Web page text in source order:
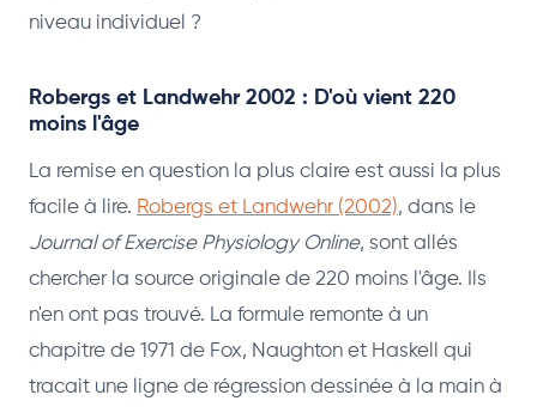
niveau individuel ?
Robergs et Landwehr 2002 : D'où vient 220
moins l'âge
La remise en question la plus claire est aussi la plus
facile à lire. Robergs et Landwehr (2002), dans le
Journal of Exercise Physiology Online, sont allés
chercher la source originale de 220 moins l'âge. Ils
n'en ont pas trouvé. La formule remonte à un
chapitre de 1971 de Fox, Naughton et Haskell qui
tracait une ligne de régression dessinée à la main à